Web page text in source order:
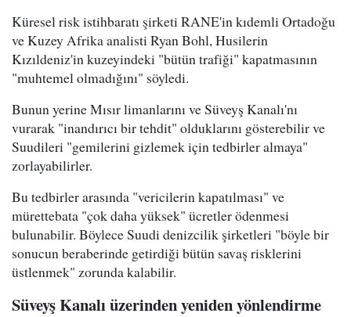
Küresel risk istihbaratı şirketi RANE'in kıdemli Ortadoğu
ve Kuzey Afrika analisti Ryan Bohl, Husilerin
Kızıldeniz'in kuzeyindeki "bütün trafiği" kapatmasının
"muhtemel olmadığını" söyledi.
Bunun yerine Mısır limanlarını ve Süveyş Kanalı'nı
vurarak "inandırıcı bir tehdit" olduklarını gösterebilir ve
Suudileri "gemilerini gizlemek için tedbirler almaya"
zorlayabilirler.
Bu tedbirler arasında "vericilerin kapatılması" ve
mürettebata "çok daha yüksek" ücretler ödenmesi
bulunabilir. Böylece Suudi denizcilik şirketleri "böyle bir
sonucun beraberinde getirdiği bütün savaş risklerini
üstlenmek" zorunda kalabilir.
Süveyş Kanalı üzerinden yeniden yönlendirme